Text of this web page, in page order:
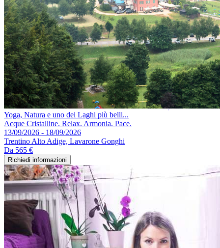
Yoga, Natura e uno dei Laghi più belli...
Acque Cristalline. Relax. Armonia. Pace.
13/09/2026 - 18/09/2026
Trentino Alto Adige, Lavarone Gonghi
Da 565 €
Richiedi informazioni